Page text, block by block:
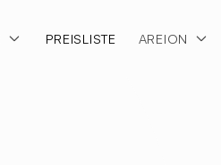
PREISLISTE AREION